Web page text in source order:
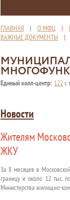
ГЛАВНАЯ | О МФЦ |
ВАЖНЫЕ ДОКУМЕНТЫ
Единый колл-центр: 122с
Новости
Жителям
ЖКУ
За 8 месяцев в
границу и около 12 тыс.
Министерства жилищно-